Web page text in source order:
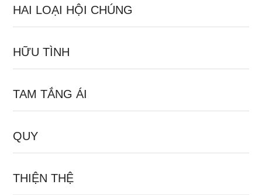
HAI LOẠI HỘI CHÚNG
HỮU TÌNH
TAM TẮNG ÁI
QUY
THIỆN THỆ